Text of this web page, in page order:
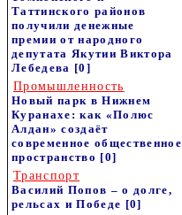
Таттинского районов
получили денежные
премии от народного
депутата Якутии Виктора
Лебедева [0]
Промышленность
Новый парк в Нижнем
Куранахе: как «Полюс
Алдан» создаёт
современное общественное
пространство [0]
Транспорт
Василий Попов – о долге,
рельсах и Победе [0]